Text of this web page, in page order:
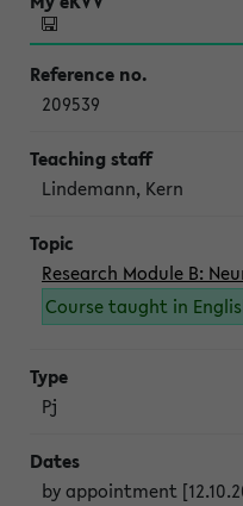
209539
Lindemann, Kern
Research Module B:
Course taught in
Pj
by appointment